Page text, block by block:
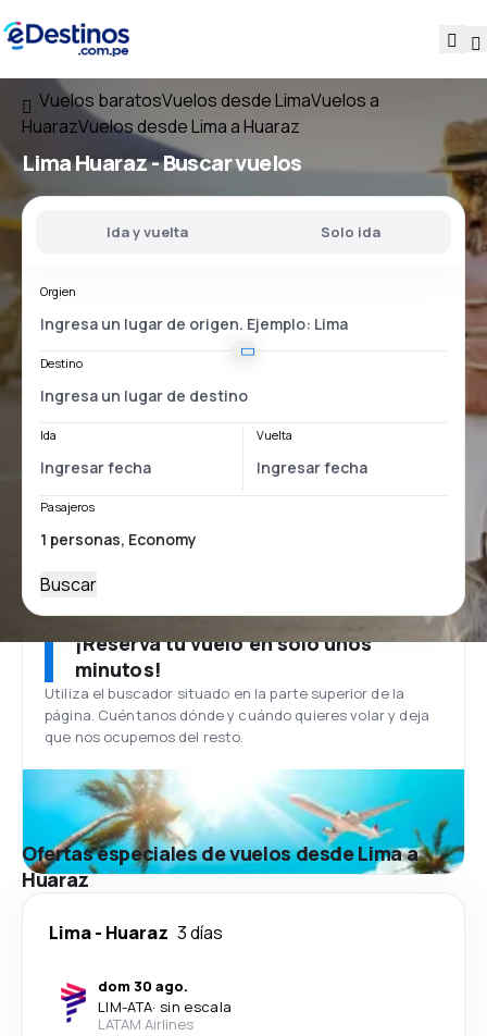
Vuelos baratosVuelos desde LimaVuelos a
HuarazVuelos desde Lima a Huaraz
Lima Huaraz- Buscar vuelos
Ida y vuelta Solo ida
Orgien
Destino
Ida Vuelta
Pasajeros
Buscar
¡Reserva tu vuelo en solo unos
minutos!
Utiliza el buscador situado en la parte superior de la
página. Cuéntanos dónde y cuándo quieres volar y deja
que nos ocupemos del resto.
Ofertas especiales de vuelos desde Lima a
Huaraz
Lima- Huaraz 3 días
dom 30 ago.
LIM-ATA· sin escala
LATAM Airlines